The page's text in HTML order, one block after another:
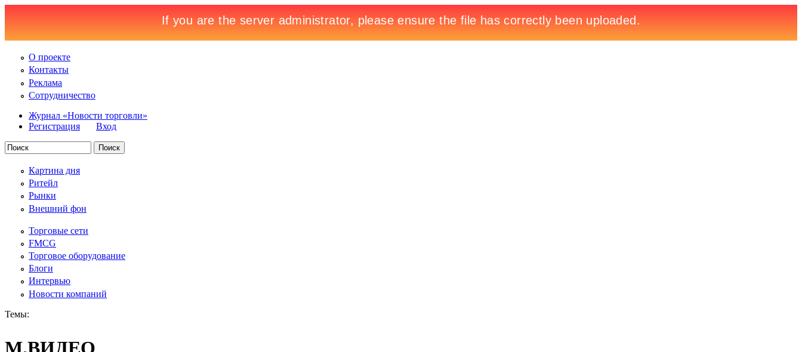
О проекте
Контакты
Реклама
Сотрудничество
Журнал «Новости торговли»
Регистрация
Вход
Картина дня
Ритейл
Рынки
Внешний фон
Торговые сети
FMCG
Торговое оборудование
Блоги
Интервью
Новости компаний
Темы: